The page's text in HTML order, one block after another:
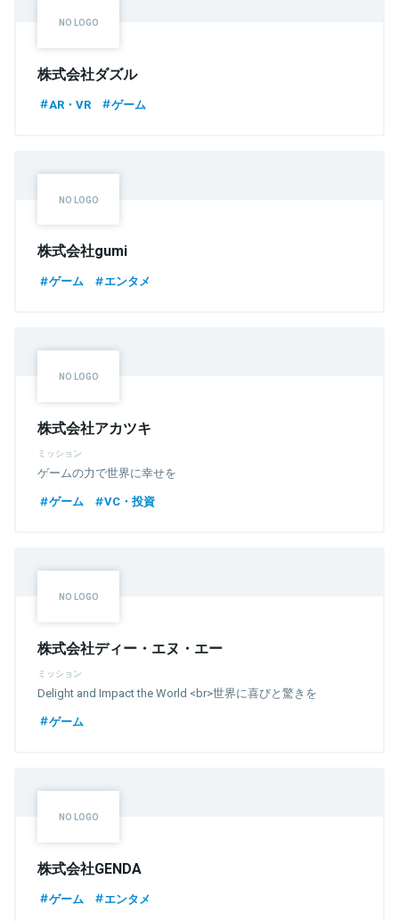
株式会社ダズル
AR・VR ゲーム
株式会社gumi
ゲーム エンタメ
株式会社アカツキ
ミッション
ゲームの力で世界に幸せを
ゲーム
VC・投資
株式会社ディー・エヌ・エー
ミッション
Delight and Impact the World <br>世界に喜びと驚きを
ゲーム
株式会社GENDA
ゲーム エンタメ